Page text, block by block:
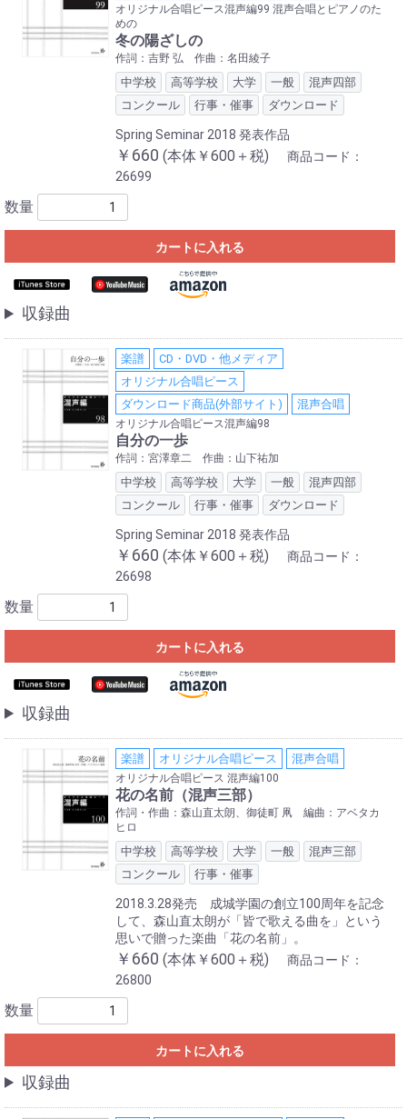
オリジナル合唱ピース混声編99 混声合唱とピアノのた
めの
冬の陽ざしの
作詞：吉野 弘 作曲：名田綾子
中学校 高等学校 大学 一般
混声四部
コンクール
行事・催事 ダウンロード
Spring Seminar 2018 発表作品
￥660 (本体￥600＋税)
商品コード：
26699
数量
カートに入れる
収録曲
楽譜
CD・DVD・他メディア
オリジナル合唱ピース
ダウンロード商品(外部サイト)
混声合唱
オリジナル合唱ピース混声編98
自分の一歩
作詞：宮澤章二 作曲：山下祐加
中学校 高等学校 大学 一般
混声四部
コンクール
行事・催事 ダウンロード
Spring Seminar 2018 発表作品
￥660 (本体￥600＋税)
商品コード：
26698
数量
カートに入れる
収録曲
楽譜 オリジナル合唱ピース 混声合唱
オリジナル合唱ピース 混声編100
花の名前（混声三部）
作詞・作曲：森山直太朗、御徒町 凧 編曲：アベタカ
ヒロ
中学校 高等学校 大学 一般
混声三部
コンクール
行事・催事
2018.3.28発売 成城学園の創立100周年を記念
して、森山直太朗が「皆で歌える曲を」という
思いで贈った楽曲「花の名前」。
￥660 (本体￥600＋税)
商品コード：
26800
数量
カートに入れる
収録曲